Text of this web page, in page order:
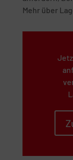
Mehr über